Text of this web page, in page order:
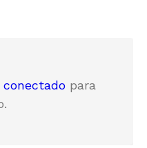
conectado para